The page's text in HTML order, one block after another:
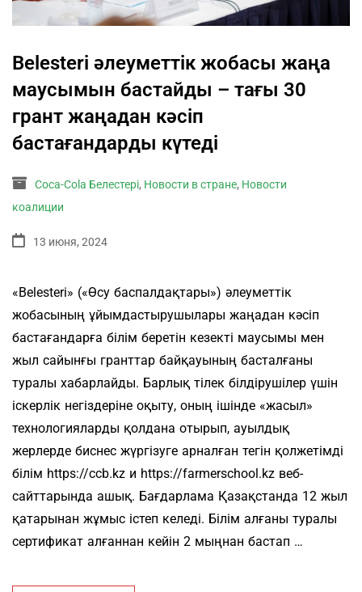
Belesteri әлеуметтік жобасы жаңа
маусымын бастайды – тағы 30
грант жаңадан кәсіп
бастағандарды күтеді
Coca-Cola Белестері, Новости в стране, Новости
коалиции
13 июня, 2024
«Belesteri» («Өсу баспалдақтары») әлеуметтік
жобасының ұйымдастырушылары жаңадан кәсіп
бастағандарға білім беретін кезекті маусымы мен
жыл сайынғы гранттар байқауының басталғаны
туралы хабарлайды. Барлық тілек білдірушілер үшін
іскерлік негіздеріне оқыту, оның ішінде «жасыл»
технологияларды қолдана отырып, ауылдық
жерлерде биснес жүргізуге арналған тегін қолжетімді
білім https://ccb.kz и https://farmerschool.kz веб-
сайттарында ашық. Бағдарлама Қазақстанда 12 жыл
қатарынан жұмыс істеп келеді. Білім алғаны туралы
сертификат алғаннан кейін 2 мыңнан бастап …